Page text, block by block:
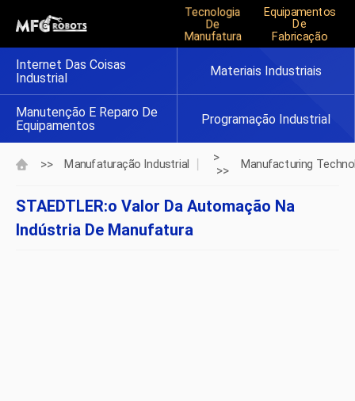
Tecnologia
De
Manufatura
Equipamentos
De
Fabricação
Internet Das Coisas
Industrial
Materiais Industriais
Manutenção E Reparo De
Equipamentos
Programação Industrial
>> Manufaturação Industrial
>
>>
Manufacturing
STAEDTLER:o Valor Da Automação Na
Indústria De Manufatura